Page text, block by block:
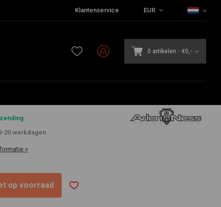
Klantenservice EUR
0 artikelen - €0,-
20 werkdagen
>
op voorraad